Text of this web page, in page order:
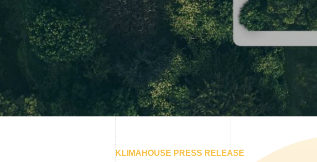
KLIMAHOUSE PRESS RELEASE